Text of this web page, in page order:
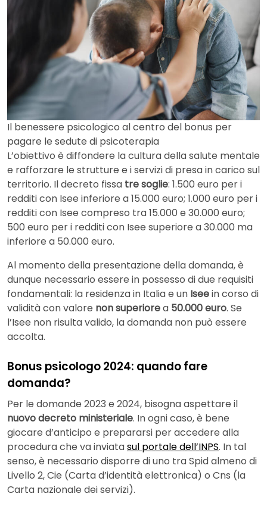
Il benessere psicologico al centro del bonus per
pagare le sedute di psicoterapia
L’obiettivo è diffondere la cultura della salute mentale
e rafforzare le strutture e i servizi di presa in carico sul
territorio. Il decreto fissa tre soglie: 1.500 euro per i
redditi con Isee inferiore a 15.000 euro; 1.000 euro per i
redditi con Isee compreso tra 15.000 e 30.000 euro;
500 euro per i redditi con Isee superiore a 30.000 ma
inferiore a 50.000 euro.
Al momento della presentazione della domanda, è
dunque necessario essere in possesso di due requisiti
fondamentali: la residenza in Italia e un Iseein corso di
validità con valore non superiorea 50.000 euro. Se
l’Isee non risulta valido, la domanda non può essere
accolta.
Bonus psicologo 2024: quando fare
domanda?
Per le domande 2023 e 2024, bisogna aspettare il
nuovo decreto ministeriale. In ogni caso, è bene
giocare d’anticipo e prepararsi per accedere alla
procedura che va inviatasul portale dell’INPS. In tal
senso, è necessario disporre di uno tra Spid almeno di
Livello 2, Cie (Carta d’identità elettronica) o Cns (la
Carta nazionale dei servizi).